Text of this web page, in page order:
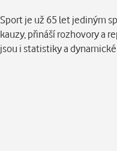
Sport je už 65 let jediným
kauzy, přináší rozhovory a
jsou i statistiky a